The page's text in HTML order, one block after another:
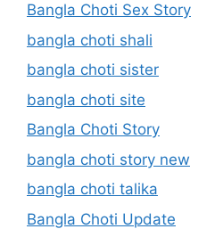
Bangla Choti Sex Story
bangla choti shali
bangla choti sister
bangla choti site
Bangla Choti Story
bangla choti story new
bangla choti talika
Bangla Choti Update